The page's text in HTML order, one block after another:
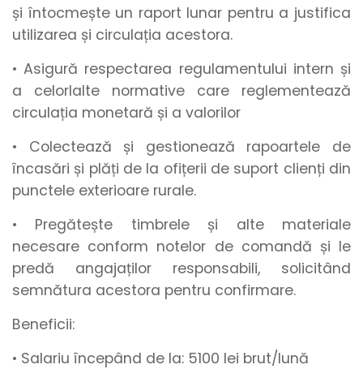
și întocmește un raport lunar pentru a justifica
utilizarea și circulația acestora.
• Asigură respectarea regulamentului intern și
a celorlalte normative care reglementează
circulația monetară și a valorilor
• Colectează și gestionează rapoartele de
încasări și plăți de la ofițerii de suport clienți din
punctele exterioare rurale.
• Pregătește timbrele și alte materiale
necesare conform notelor de comandă și le
predă angajaților responsabili, solicitând
semnătura acestora pentru confirmare.
Beneficii:
• Salariu începând de la: 5100 lei brut/lună